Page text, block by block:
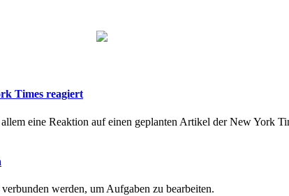
Times reagiert
eine Reaktion auf einen geplanten Artikel der New York
werden, um Aufgaben zu bearbeiten.